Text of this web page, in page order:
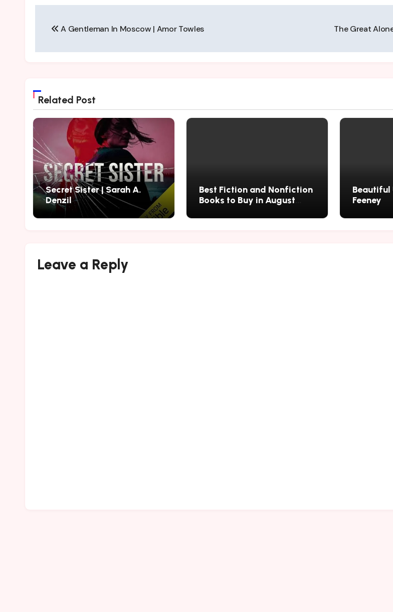
navigation
A Gentleman In Moscow | Amor Towles The Great
Related Post
Secret Sister | Sarah A.
Denzil
Best Fiction and Nonfiction
Books to Buy in August
Beautiful
Feeney
Leave a Reply